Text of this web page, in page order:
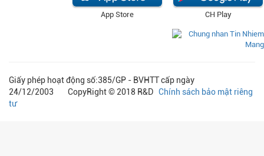
CH Play
App Store
Giấy phép hoạt động số:385/GP - BVHTT cấp ngày
24/12/2003 CopyRight © 2018 R&D Chính sách bảo mật riêng
tư